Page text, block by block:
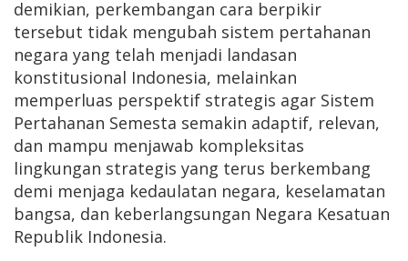
demikian, perkembangan cara berpikir
tersebut tidak mengubah sistem pertahanan
negara yang telah menjadi landasan
konstitusional Indonesia, melainkan
memperluas perspektif strategis agar Sistem
Pertahanan Semesta semakin adaptif, relevan,
dan mampu menjawab kompleksitas
lingkungan strategis yang terus berkembang
demi menjaga kedaulatan negara, keselamatan
bangsa, dan keberlangsungan Negara Kesatuan
Republik Indonesia.